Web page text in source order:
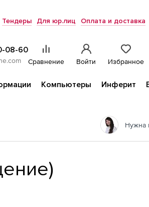
Тендеры Для юр.лиц Оплата и доставка
08-60
Сравнение Войти Избранное
Компьютеры Инферит
Нужна